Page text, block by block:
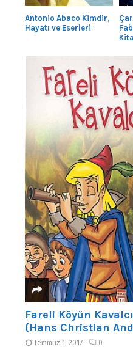
Antonio Abaco Kimdir,
Hayatı ve Eserleri
Fareli Köyün
(Hans Christian
Temmuz 1, 2017 0